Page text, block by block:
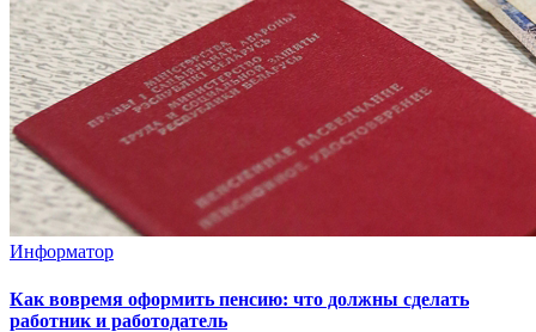
Информатор
Как вовремя оформить пенсию: что должны сделать
работник и работодатель